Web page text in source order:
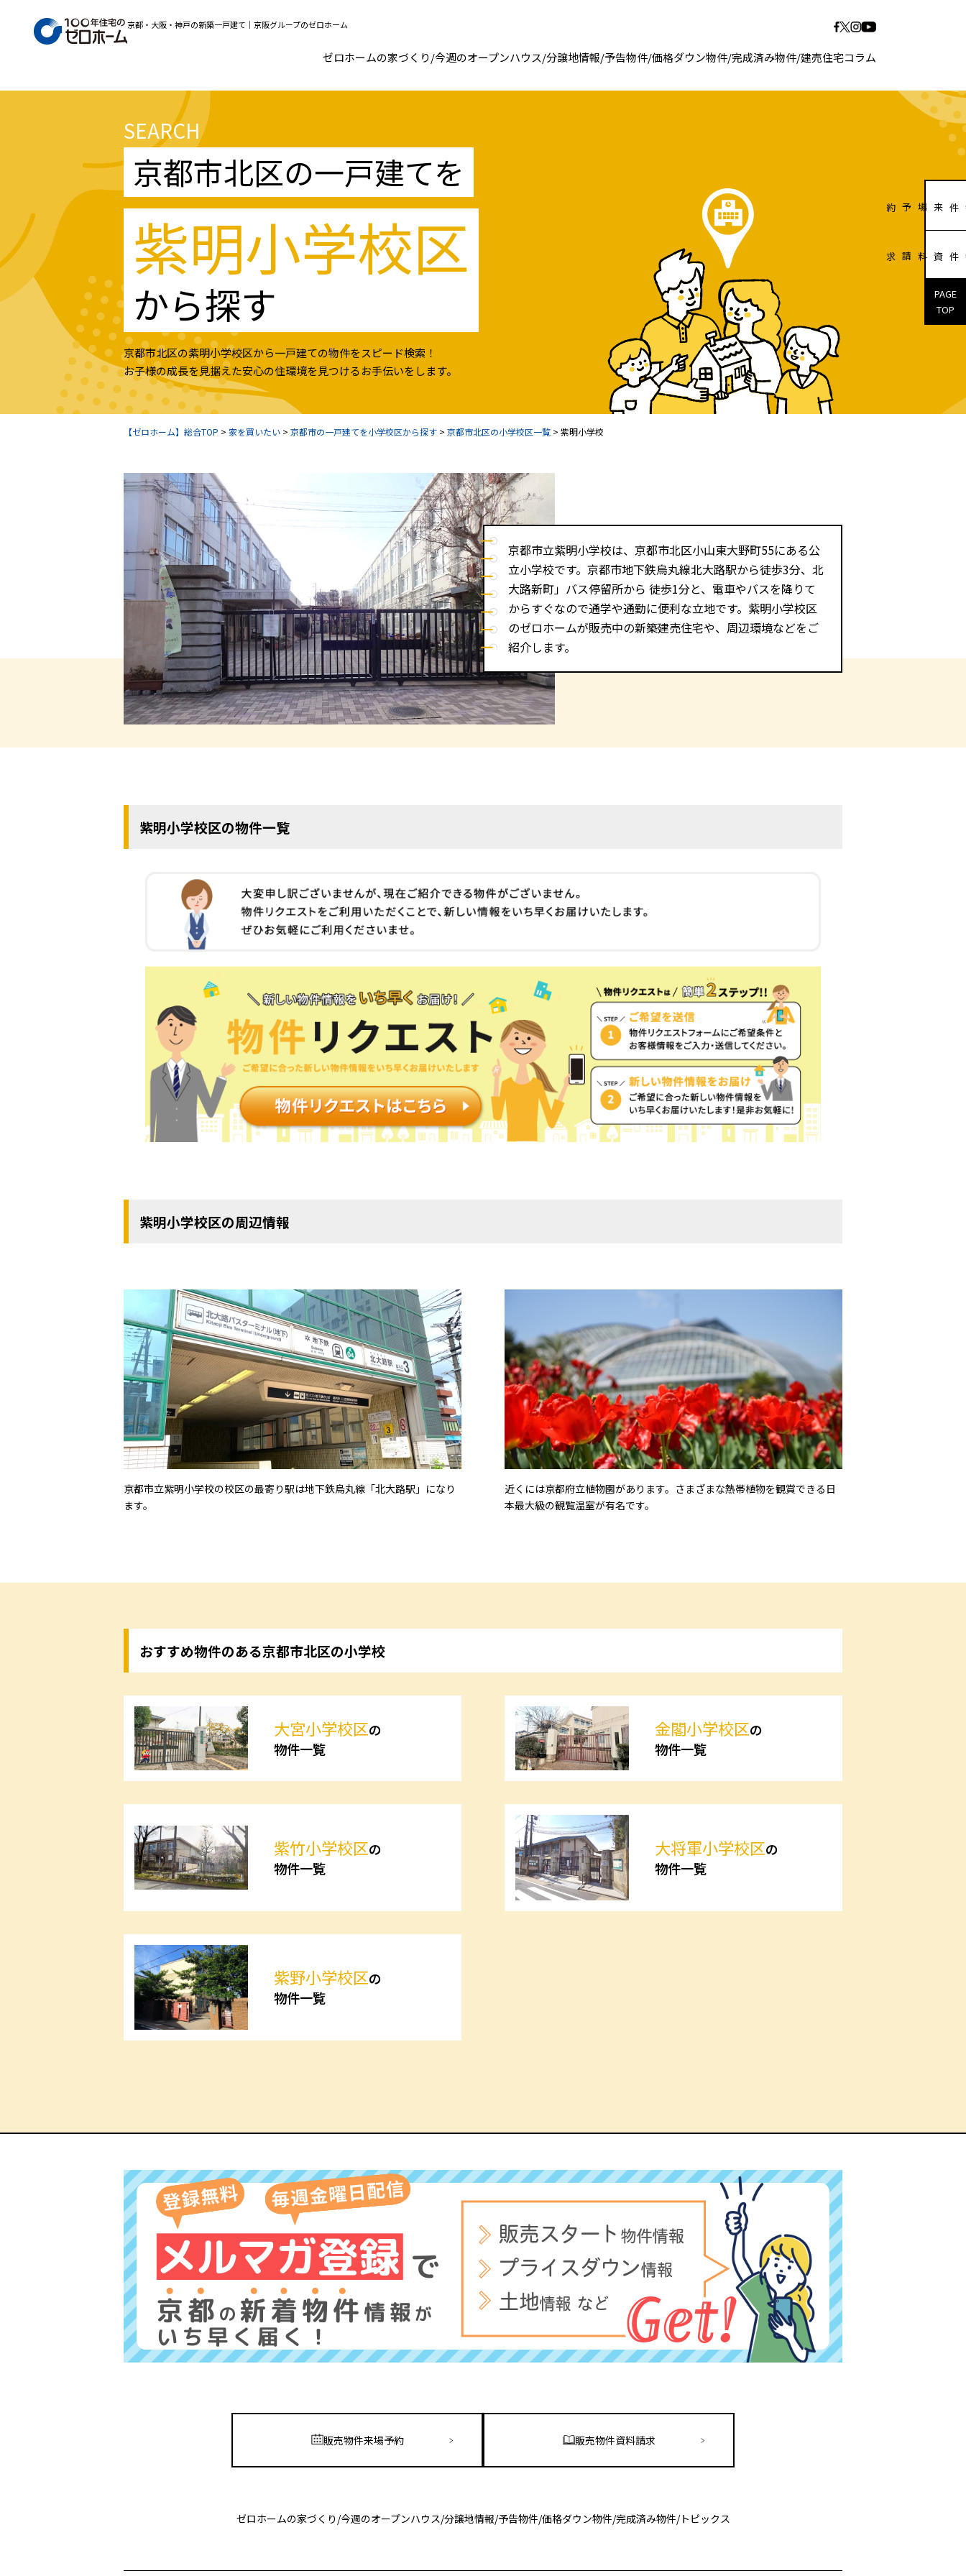
京都・大阪・神戸の新築一戸建て｜京阪グループのゼロホーム
ゼロホームの家づくり/今週のオープンハウス/分譲地情報/予告物件/価格ダウン物件/完成済み物件/建売住宅コラム
SEARCH
京都市北区の一戸建てを
紫明小学校区
から探す
京都市北区の紫明小学校区から一戸建ての物件をスピード検索！
お子様の成長を見据えた安心の住環境を見つけるお手伝いをします。
【ゼロホーム】総合TOP > 家を買いたい > 京都市の一戸建てを小学校区から探す > 京都市北区の小学校区一覧 > 紫明小学校
京都市立紫明小学校は、京都市北区小山東大野町55にある公
立小学校です。京都市地下鉄烏丸線北大路駅から徒歩3分、北
大路新町」バス停留所から 徒歩1分と、電車やバスを降りて
からすぐなので通学や通勤に便利な立地です。紫明小学校区
のゼロホームが販売中の新築建売住宅や、周辺環境などをご
紹介します。
紫明小学校区の物件一覧
紫明小学校区の周辺情報
京都市立紫明小学校の校区の最寄り駅は地下鉄烏丸線「北大路駅」になり
ます。
近くには京都府立植物園があります。さまざまな熱帯植物を観賞できる日
本最大級の観覧温室が有名です。
おすすめ物件のある京都市北区の小学校
大宮小学校区の
物件一覧
金閣小学校区の
物件一覧
紫竹小学校区の
物件一覧
大将軍小学校区の
物件一覧
紫野小学校区の
物件一覧
販売物件来場予約 販売物件資料請求
ゼロホームの家づくり /今週のオープンハウス/分譲地情報/予告物件/価格ダウン物件/完成済み物件/トピックス
販売物件来場予約
販売物件資料請求
PAGE
TOP